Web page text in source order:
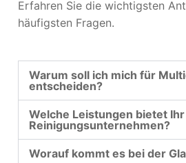
Erfahren Sie die wichtigsten
häufigsten Fragen.
Warum soll ich mich für
entscheiden?
Welche Leistungen bietet Ihr
Reinigungsunternehmen?
Worauf kommt es bei der